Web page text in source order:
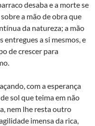
desaba e a morte se
a mão de obra que
da natureza; a mão
entregues a si mesmos, e
de crescer para
com a esperança
sol que teima em não
nem lhe resta outro
imensa da rica,